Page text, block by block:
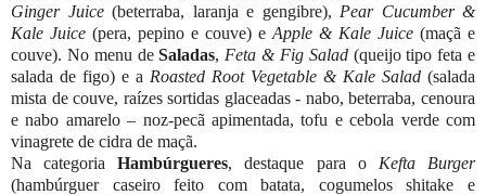
Ginger Juice(beterraba, laranja e gengibre), Pear Cucumber &
Kale Juice (pera, pepino e couve) e Apple & Kale Juice (maçã e
couve). No menu deSaladas, Feta & Fig Salad(queijo tipo feta e
salada de figo) e a Roasted Root Vegetable & Kale Salad (salada
mista de couve, raízes sortidas glaceadas - nabo, beterraba, cenoura
e nabo amarelo – noz-pecã apimentada, tofu e cebola verde com
vinagrete de cidra de maçã.
Na categoriaHambúrgueres, destaque para o Kefta Burger
(hambúrguer caseiro feito com batata, cogumelos shitake e